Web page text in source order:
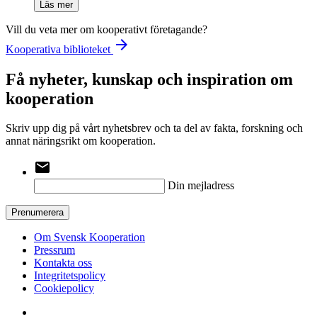
Läs mer
Vill du veta mer om kooperativt företagande?
Kooperativa biblioteket arrow_forward
Få nyheter, kunskap och inspiration om
kooperation
Skriv upp dig på vårt nyhetsbrev och ta del av fakta, forskning och
annat näringsrikt om kooperation.
email
Din mejladress
Prenumerera
Om Svensk Kooperation
Pressrum
Kontakta oss
Integritetspolicy
Cookiepolicy